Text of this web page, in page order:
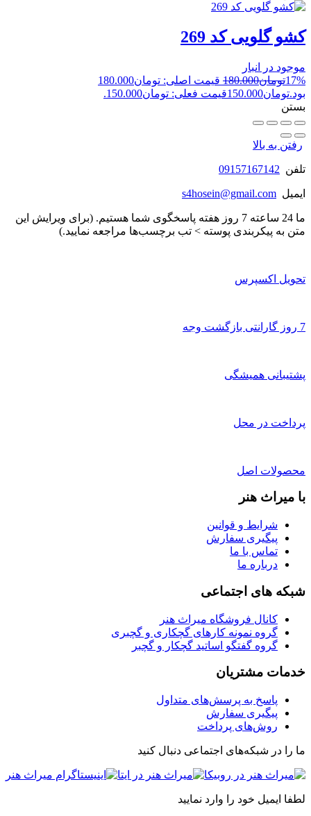
کشو گلویی کد 269
موجود در انبار
17%تومان180.000
قیمت اصلی: تومان180.000
بود.تومان150.000قیمت فعلی: تومان150.000.
بستن
رفتن به بالا
تلفن 09157167142
ایمیل s4hosein@gmail.com
ما 24 ساعته 7 روز هفته پاسخگوی شما هستیم. (برای ویرایش این
متن به پیکربندی پوسته > تب برچسب‌ها مراجعه نمایید.)
تحویل اکسپرس
7 روز گارانتی بازگشت وجه
پشتیبانی همیشگی
پرداخت در محل
محصولات اصل
با میراث هنر
شرایط و قوانین
پیگیری سفارش
تماس با ما
درباره ما
شبکه های اجتماعی
کانال فروشگاه میراث هنر
گروه نمونه کارهای گچکاری و گچبری
گروه گفتگو اساتید گچکار و گچبر
خدمات مشتریان
پاسخ به پرسش‌های متداول
پیگیری سفارش
روش‌های پرداخت
ما را در شبکه‌های اجتماعی دنبال کنید
لطفا ایمیل خود را وارد نمایید